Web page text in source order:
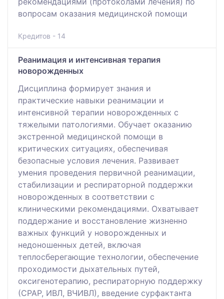
вопросам оказания медицинской помощи
Кредитов - 14
Реанимация и интенсивная терапия
новорожденных
Дисциплина формирует знания и
практические навыки реанимации и
интенсивной терапии новорожденных с
тяжелыми патологиями. Обучает оказанию
экстренной медицинской помощи в
критических ситуациях, обеспечивая
безопасные условия лечения. Развивает
умения проведения первичной реанимации,
стабилизации и респираторной поддержки
новорожденных в соответствии с
клиническими рекомендациями. Охватывает
поддержание и восстановление жизненно
важных функций у новорожденных и
недоношенных детей, включая
теплосберегающие технологии, обеспечение
проходимости дыхательных путей,
оксигенотерапию, респираторную поддержку
(СРАР, ИВЛ, ВЧИВЛ), введение сурфактанта